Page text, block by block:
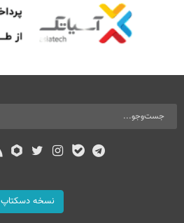
نسخه دسکتاپ